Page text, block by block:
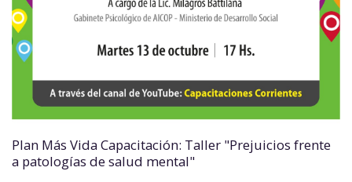
Plan Más Vida Capacitación: Taller "Prejuicios frente
a patologías de salud mental"